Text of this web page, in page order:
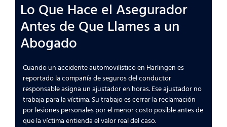
Lo Que Hace el Asegurador
Antes de Que Llames a un
Abogado
Cuando un accidente automovilístico en Harlingen es
reportado la compañía de seguros del conductor
responsable asigna un ajustador en horas. Ese ajustador no
trabaja para la víctima. Su trabajo es cerrar la reclamación
por lesiones personales por el menor costo posible antes de
que la víctima entienda el valor real del caso.